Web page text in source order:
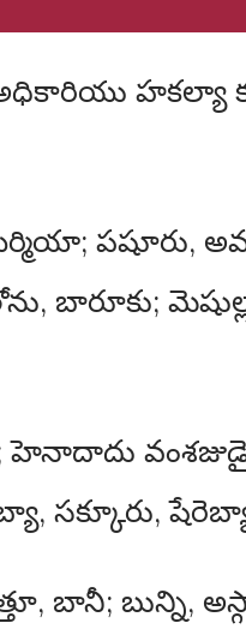
పషూరు,
బారూకు;
హెనాదాదు
బానీ;